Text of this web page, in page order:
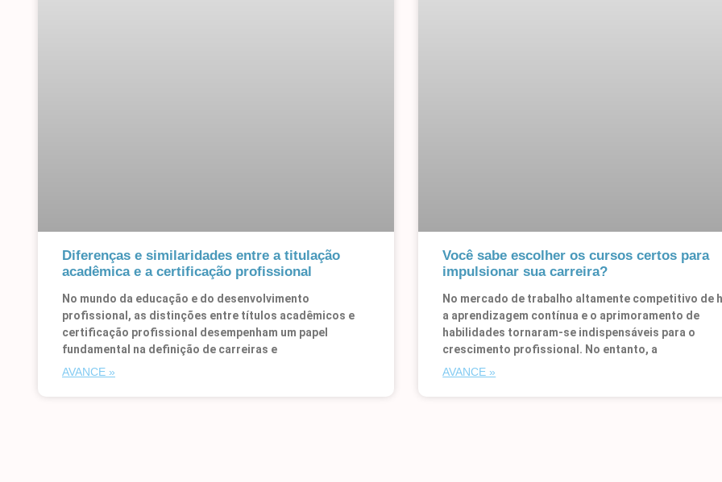
Diferenças e similaridades entre a titulação
acadêmica e a certificação profissional
No mundo da educação e do desenvolvimento
profissional, as distinções entre títulos acadêmicos e
certificação profissional desempenham um papel
fundamental na definição de carreiras e
AVANCE »
Você sabe escolher os cursos certos para
impulsionar sua carreira?
No mercado de trabalho altamente competitivo de
a aprendizagem contínua e o aprimoramento de
habilidades tornaram-se indispensáveis para o
crescimento profissional. No entanto, a
AVANCE »